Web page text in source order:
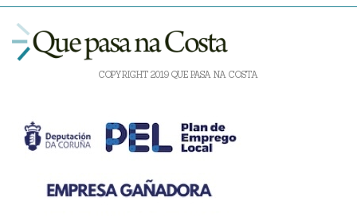
COPYRIGHT 2019 QUE PASA NA COSTA